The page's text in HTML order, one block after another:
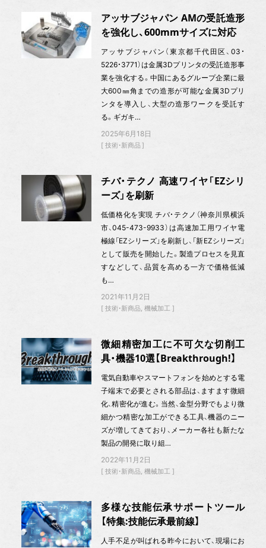
アッサブジャパン AMの受託造形
を強化し、600mmサイズに対応
アッサブジャパン（東京都千代田区、03・
5226・3771）は金属3Dプリンタの受託造形事
業を強化する。中国にあるグループ企業に最
大600㎜角までの造形が可能な金属3Dプリ
ンタを導入し、大型の造形ワークを受託す
る。ギガキ…
2025年6月18日
技術・新商品
チバ・テクノ 高速ワイヤ「EZシリ
ーズ」を刷新
低価格化を実現 チバ・テクノ（神奈川県横浜
市、045-473-9933）は高速加工用ワイヤ電
極線「EZシリーズ」を刷新し、「新EZシリーズ」
として販売を開始した。製造プロセスを見直
すなどして、品質を高める一方で価格低減
も…
2021年11月2日
技術・新商品 機械加工
微細精密加工に不可欠な切削工
具・機器10選【Breakthrough!】
電気自動車やスマートフォンを始めとする電
子端末で必要とされる部品は、ますます微細
化、精密化が進む。当然、金型分野でもより微
細かつ精密な加工ができる工具、機器のニー
ズが増してきており、メーカー各社も新たな
製品の開発に取り組…
2022年11月2日
技術・新商品 機械加工
多様な技能伝承サポートツール
【特集:技能伝承最前線】
人手不足が叫ばれる昨今において、現場にお